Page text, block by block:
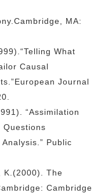
MA:
What
Causal
Journal
“Assimilation
Questions
Public
K.(2000). The
Cambridge